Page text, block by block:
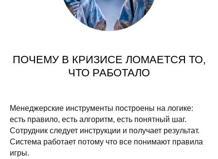
ПОЧЕМУ В КРИЗИСЕ ЛОМАЕТСЯ ТО,
ЧТО РАБОТАЛО
Менеджерские инструменты построены на логике:
есть правило, есть алгоритм, есть понятный шаг.
Сотрудник следует инструкции и получает результат.
Система работает потому что все понимают правила
игры.